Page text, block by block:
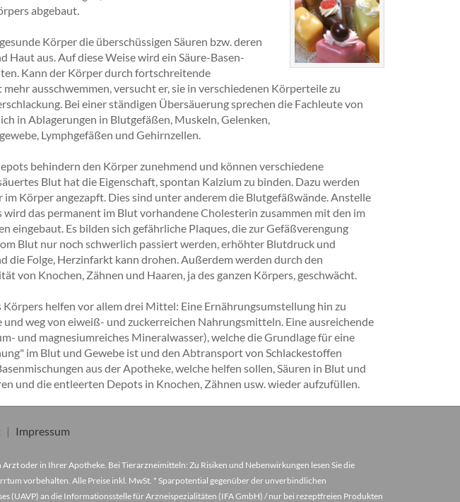
abgebaut.
Körper die überschüssigen Säuren bzw. deren
Haut aus. Auf diese Weise wird ein Säure-Basen-
Kann der Körper durch fortschreitende
ausschwemmen, versucht er, sie in verschiedenen Körperteile zu
Bei einer ständigen Übersäuerung sprechen die Fachleute von
in Ablagerungen in Blutgefäßen, Muskeln, Gelenken,
Lymphgefäßen und Gehirnzellen.
behindern den Körper zunehmend und können verschiedene
Blut hat die Eigenschaft, spontan Kalzium zu binden. Dazu werden
Körper angezapft. Dies sind unter anderem die Blutgefäßwände. Anstelle
wird das permanent im Blut vorhandene Cholesterin zusammen mit den im
eingebaut. Es bilden sich gefährliche Plaques, die zur Gefäßverengung
Blut nur noch schwerlich passiert werden, erhöhter Blutdruck und
die Folge, Herzinfarkt kann drohen. Außerdem werden durch den
von Knochen, Zähnen und Haaren, ja des ganzen Körpers, geschwächt.
Körpers helfen vor allem drei Mittel: Eine Ernährungsumstellung hin zu
weg von eiweiß- und zuckerreichen Nahrungsmitteln. Eine ausreichende
und magnesiumreiches Mineralwasser), welche die Grundlage für eine
im Blut und Gewebe ist und den Abtransport von Schlackestoffen
aus der Apotheke, welche helfen sollen, Säuren in Blut und
und die entleerten Depots in Knochen, Zähnen usw. wieder aufzufüllen.
Impressum
oder in Ihrer Apotheke. Bei Tierarzneimitteln: Zu Risiken und Nebenwirkungen lesen Sie die
vorbehalten. Alle Preise inkl. MwSt. * Sparpotential gegenüber der unverbindlichen
(UAVP) an die Informationsstelle für Arzneispezialitäten (IFA GmbH) / nur bei rezeptfreien Produkten